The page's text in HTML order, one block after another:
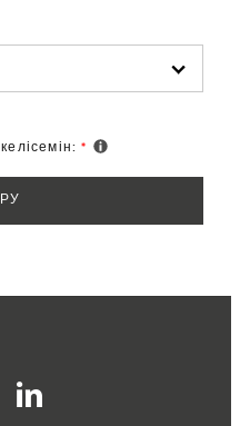
келісемін: *